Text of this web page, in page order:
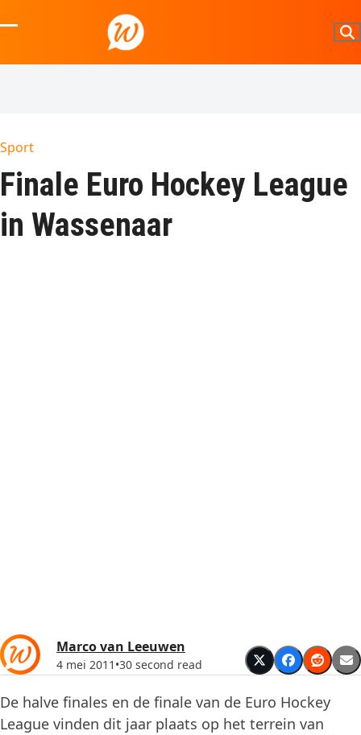
to
mobile
mobile
Sport
Finale Euro Hockey League
in Wassenaar
Marco van Leeuwen
4 mei 2011 •30 second read
De halve finales en de finale van de Euro Hockey
League vinden dit jaar plaats op het terrein van